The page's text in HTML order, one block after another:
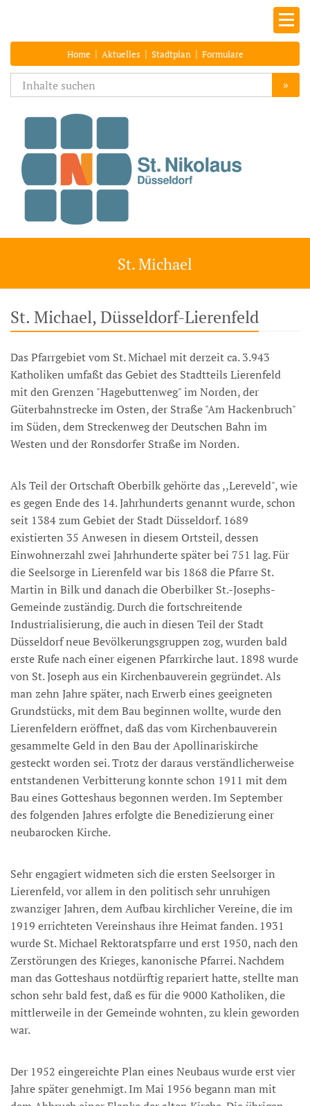
Home | Aktuelles | Stadtplan | Formulare
»
St. Michael
St. Michael, Düsseldorf-Lierenfeld
Das Pfarrgebiet vom St. Michael mit derzeit ca. 3.943
Katholiken umfaßt das Gebiet des Stadtteils Lierenfeld
mit den Grenzen "Hagebuttenweg" im Norden, der
Güterbahnstrecke im Osten, der Straße "Am Hackenbruch"
im Süden, dem Streckenweg der Deutschen Bahn im
Westen und der Ronsdorfer Straße im Norden.
Als Teil der Ortschaft Oberbilk gehörte das ,,Lereveld", wie
es gegen Ende des 14. Jahrhunderts genannt wurde, schon
seit 1384 zum Gebiet der Stadt Düsseldorf. 1689
existierten 35 Anwesen in diesem Ortsteil, dessen
Einwohnerzahl zwei Jahrhunderte später bei 751 lag. Für
die Seelsorge in Lierenfeld war bis 1868 die Pfarre St.
Martin in Bilk und danach die Oberbilker St.-Josephs-
Gemeinde zuständig. Durch die fortschreitende
Industrialisierung, die auch in diesen Teil der Stadt
Düsseldorf neue Bevölkerungsgruppen zog, wurden bald
erste Rufe nach einer eigenen Pfarrkirche laut. 1898 wurde
von St. Joseph aus ein Kirchenbauverein gegründet. Als
man zehn Jahre später, nach Erwerb eines geeigneten
Grundstücks, mit dem Bau beginnen wollte, wurde den
Lierenfeldern eröffnet, daß das vom Kirchenbauverein
gesammelte Geld in den Bau der Apollinariskirche
gesteckt worden sei. Trotz der daraus verständlicherweise
entstandenen Verbitterung konnte schon 1911 mit dem
Bau eines Gotteshaus begonnen werden. Im September
des folgenden Jahres erfolgte die Benedizierung einer
neubarocken Kirche.
Sehr engagiert widmeten sich die ersten Seelsorger in
Lierenfeld, vor allem in den politisch sehr unruhigen
zwanziger Jahren, dem Aufbau kirchlicher Vereine, die im
1919 errichteten Vereinshaus ihre Heimat fanden. 1931
wurde St. Michael Rektoratspfarre und erst 1950, nach den
Zerstörungen des Krieges, kanonische Pfarrei. Nachdem
man das Gotteshaus notdürftig repariert hatte, stellte man
schon sehr bald fest, daß es für die 9000 Katholiken, die
mittlerweile in der Gemeinde wohnten, zu klein geworden
war.
Der 1952 eingereichte Plan eines Neubaus wurde erst vier
Jahre später genehmigt. Im Mai 1956 begann man mit